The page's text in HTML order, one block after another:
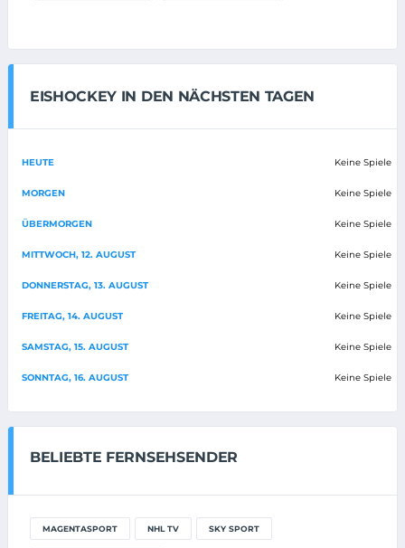
EISHOCKEY IN DEN NÄCHSTEN TAGEN
HEUTE Keine Spiele
MORGEN Keine Spiele
ÜBERMORGEN Keine Spiele
MITTWOCH, 12. AUGUST Keine Spiele
DONNERSTAG, 13. AUGUST Keine Spiele
FREITAG, 14. AUGUST Keine Spiele
SAMSTAG, 15. AUGUST Keine Spiele
SONNTAG, 16. AUGUST Keine Spiele
BELIEBTE FERNSEHSENDER
MAGENTASPORT NHL TV SKY SPORT